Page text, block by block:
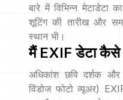
बारे में विभिन्न
शूटिंग की तारीख और
स्थान भी।
मैं EXIF डेटा
अधिकांश छवि दर्शक
विंडोज फोटो व्यूअर)